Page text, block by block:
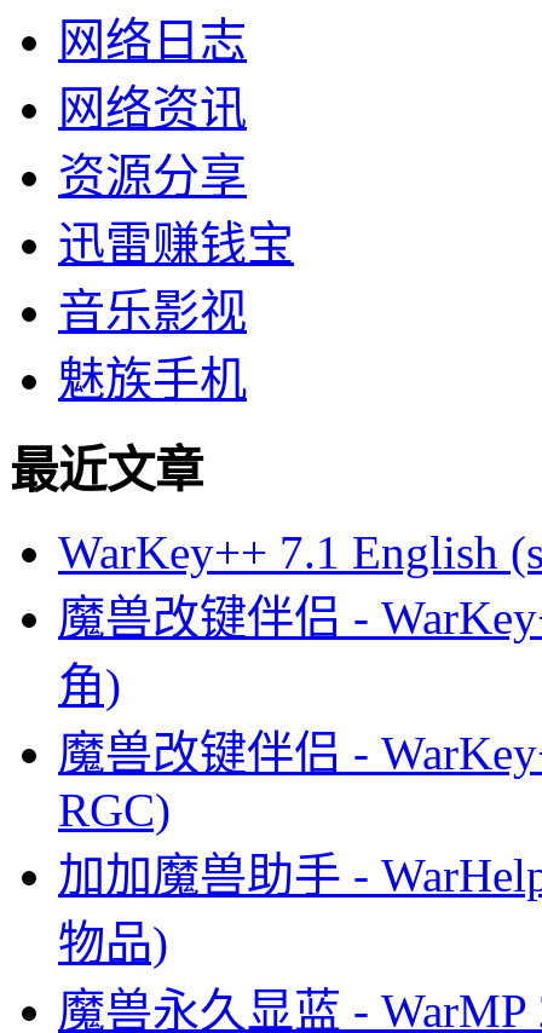
网络日志
网络资讯
资源分享
迅雷赚钱宝
音乐影视
魅族手机
最近文章
WarKey++ 7.1 English
魔兽改键伴侣 -
角)
魔兽改键伴侣 -
RGC)
加加魔兽助手 -
物品)
魔兽永久显蓝 -